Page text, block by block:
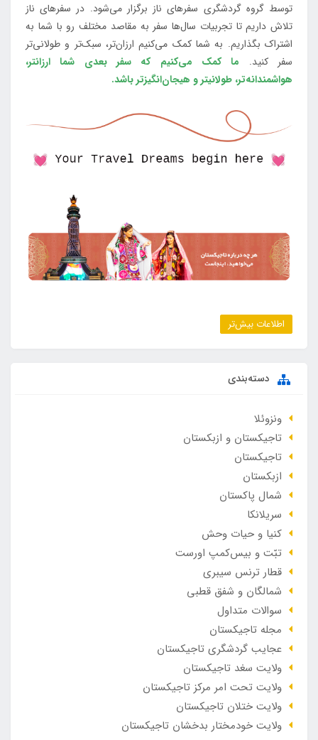
توسط گروه گردشگری سفرهای ناز برگزار می‌شود. در سفرهای ناز
تلاش داریم تا تجربیات سال‌ها سفر به مقاصد مختلف رو با شما به
اشتراک بگذاریم. به شما کمک می‌کنیم ارزان‌تر، سبک‌تر و طولانی‌تر
سفر کنید. ما کمک می‌کنیم که سفر بعدی شما ارزانتر،
هواشمندانه‌تر، طولانی‎تر و هیجان‌انگیزتر باشد.
اطلاعات بیش‌تر
دسته‌بندی
ونزوئلا
تاجیکستان و ازبکستان
تاجیکستان
ازبکستان
شمال پاکستان
سریلانکا
کنیا و حیات وحش
تبّت و بیس‌کمپ اورست
قطار ترنس سیبری
شمالگان و شفق قطبی
سوالات متداول
مجله تاجیکستان
عجایب گردشگری تاجیکستان
ولایت سغد تاجیکستان
ولایت تحت امر مرکز تاجیکستان
ولایت ختلان تاجیکستان
ولایت خودمختار بدخشان تاجیکستان